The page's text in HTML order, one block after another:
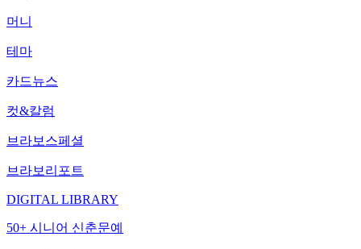
머니
테마
카드뉴스
컷&칼럼
브라보스페셜
브라보리포트
DIGITAL LIBRARY
50+ 시니어 신춘문예